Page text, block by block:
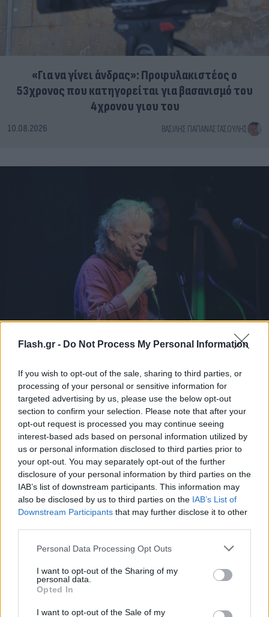
Flash.gr - Do Not Process My Personal Information
If you wish to opt-out of the sale, sharing to third parties, or
processing of your personal or sensitive information for
targeted advertising by us, please use the below opt-out
section to confirm your selection. Please note that after your
opt-out request is processed you may continue seeing
interest-based ads based on personal information utilized by
us or personal information disclosed to third parties prior to
your opt-out. You may separately opt-out of the further
disclosure of your personal information by third parties on the
IAB’s list of downstream participants. This information may
also be disclosed by us to third parties on the IAB’s List of
Downstream Participants that may further disclose it to other
Please note that this website/app uses one or more Google
not limited to your visit or usage behaviour. You may click to
grant or deny consent to Google and its third-party tags to
use your data for below specified purposes in below Google
consent section.
Personal Data Processing Opt Outs
I want to opt-out of the Sharing of my
personal data.
Opted In
I want to opt-out of the Sale of my
«Για να γίνει άνδρας»: Προφυλακιστέος ο
53χρονος που κατηγορείται για βασανισμό του
4χρονου γιου του
10.08.2026 ΒΑΣΊΛΗΣ ΠΑΠΑΝΑΣΤΑΣΟΎΛΗΣ
Νίκος Καλογερόπουλος: Η πικρία στην τελευταία
του τηλεοπτική συνέντευξη - Ποιον συγχώρεσε
10.08.2026 ΒΑΣΊΛΗΣ ΑΝΔΡΙΤΣΆΝΟΣ